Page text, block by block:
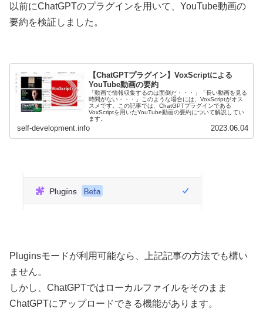
以前にChatGPTのプラグインを用いて、YouTube動画の
要約を検証しました。
【ChatGPTプラグイン】VoxScriptによる
YouTube動画の要約
「動画で情報収集するのは面倒だ・・・」「長い動画を見る
時間がない・・・」このような場合には、VoxScriptがオス
スメです。この記事では、ChatGPTプラグインである
VoxScriptを用いたYouTube動画の要約について解説してい
ます。
self-development.info 2023.06.04
Pluginsモードが利用可能なら、上記記事の方法でも構い
ません。
しかし、ChatGPTではローカルファイルをそのまま
ChatGPTにアップロードできる機能があります。